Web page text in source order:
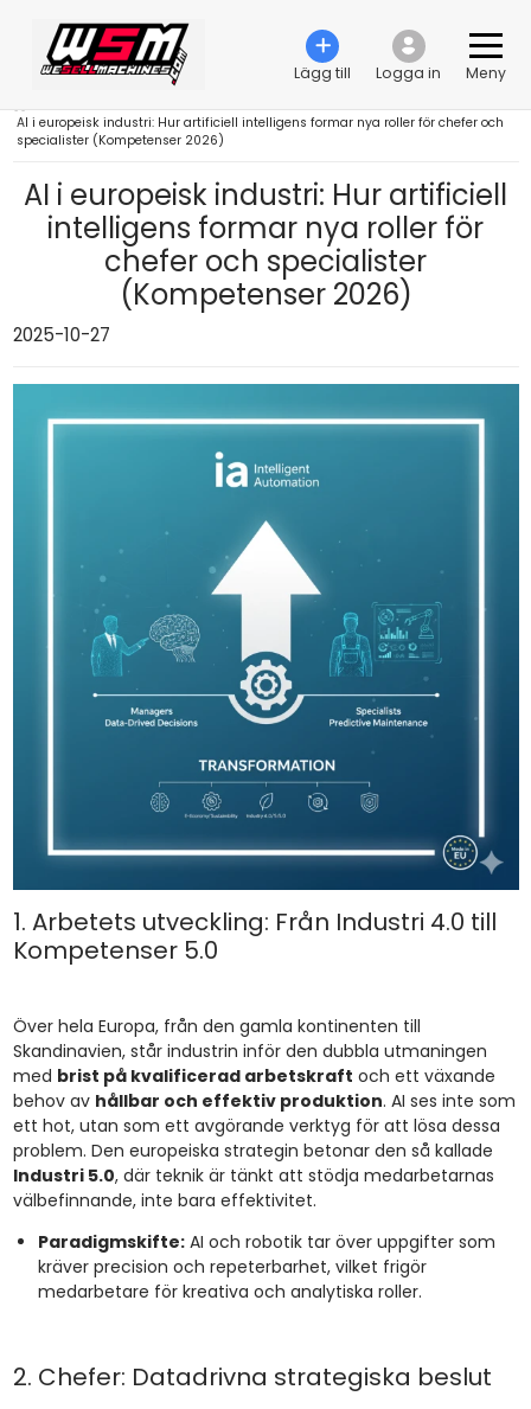
Lägg till Logga in Meny
AI i europeisk industri: Hur artificiell intelligens formar nya roller för chefer och
specialister (Kompetenser 2026)
AI i europeisk industri: Hur artificiell
intelligens formar nya roller för
chefer och specialister
(Kompetenser 2026)
2025-10-27
1. Arbetets utveckling: Från Industri 4.0 till
Kompetenser 5.0
Över hela Europa, från den gamla kontinenten till
Skandinavien, står industrin inför den dubbla utmaningen
med brist på kvalificerad arbetskraft och ett växande
behov av hållbar och effektiv produktion. AI ses inte som
ett hot, utan som ett avgörande verktyg för att lösa dessa
problem. Den europeiska strategin betonar den så kallade
Industri 5.0, där teknik är tänkt att stödja medarbetarnas
välbefinnande, inte bara effektivitet.
Paradigmskifte:AI och robotik tar över uppgifter som
kräver precision och repeterbarhet, vilket frigör
medarbetare för kreativa och analytiska roller.
2. Chefer: Datadrivna strategiska beslut